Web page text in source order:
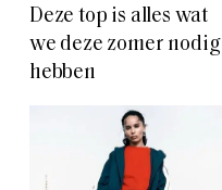
Deze top is alles wat
we deze zomer nodig
hebben